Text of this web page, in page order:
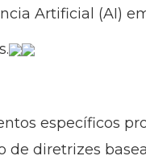
Artificial (AI)
específicos
diretrizes